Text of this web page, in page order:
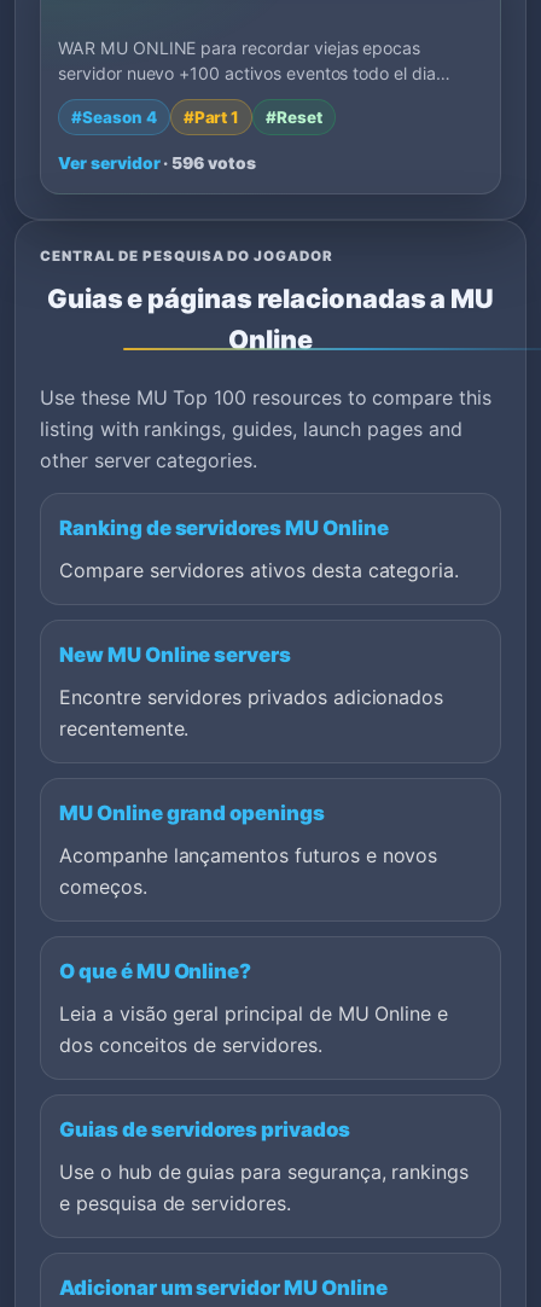
WAR MU ONLINE para recordar viejas epocas
servidor nuevo +100 activos eventos todo el dia
dedic…
#Season 4 #Part 1 #Reset
Ver servidor· 596 votos
CENTRAL DE PESQUISA DO JOGADOR
Guias e páginas relacionadas a MU
Online
Use these MU Top 100 resources to compare this
listing with rankings, guides, launch pages and
other server categories.
Ranking de servidores MU Online
Compare servidores ativos desta categoria.
New MU Online servers
Encontre servidores privados adicionados
recentemente.
MU Online grand openings
Acompanhe lançamentos futuros e novos
começos.
O que é MU Online?
Leia a visão geral principal de MU Online e
dos conceitos de servidores.
Guias de servidores privados
Use o hub de guias para segurança, rankings
e pesquisa de servidores.
Adicionar um servidor MU Online